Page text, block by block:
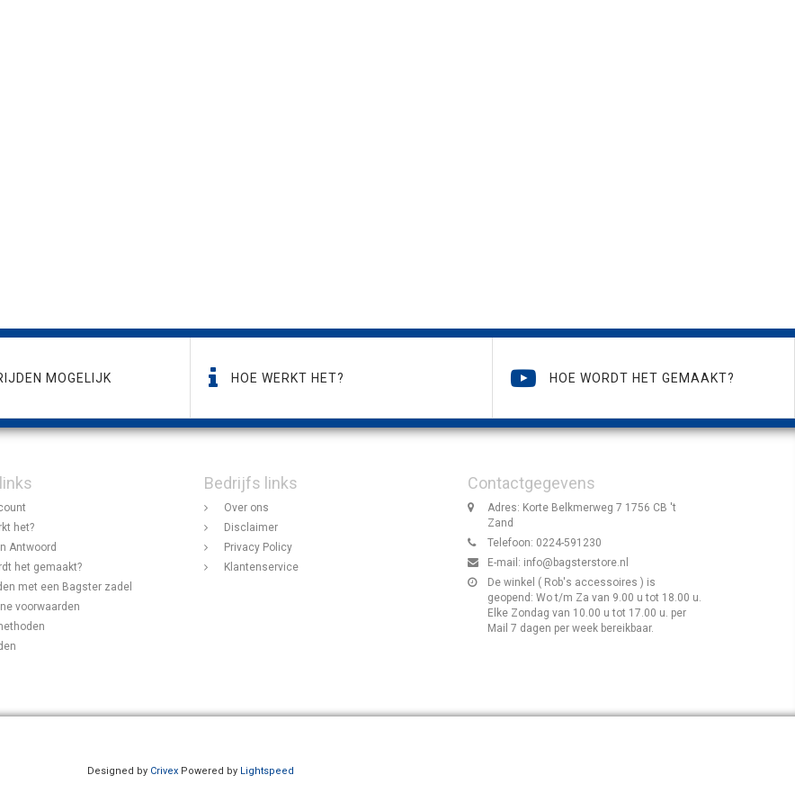
MOGELIJK HOE WERKT HET? HOE WORDT HET GEMAAKT?
het?
Antwoord
het gemaakt?
met een Bagster zadel
voorwaarden
Bedrijfs links
Over ons
Disclaimer
Privacy Policy
Klantenservice
Contactgegevens
Adres: Korte Belkmerweg 7 1756 CB 't
Zand
Telefoon: 0224-591230
E-mail: info@bagsterstore.nl
De winkel ( Rob's accessoires ) is
geopend: Wo t/m Za van 9.00 u tot 18.00 u.
Elke Zondag van 10.00 u tot 17.00 u. per
Mail 7 dagen per week bereikbaar.
Designed by Crivex Powered by Lightspeed